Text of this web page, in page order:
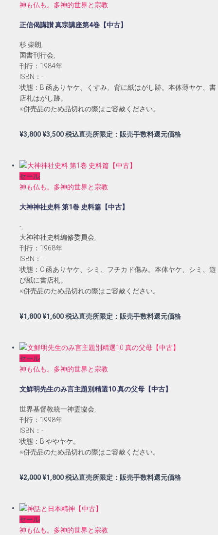
神も仏も。多神的世界と宗教
正信偈講讃 真宗講座第4巻【中古】
杉 柴朗,
国書刊行会,
刊行：1984年
ISBN：-
状態：B 函ありヤケ、くすみ、背に紙はがし跡。本体薄ヤケ、書
店札はがし跡。
※併売品のため品切れの際はご容赦ください。
¥3,800元
格
¥3,800
し
¥3,500現
価
は
で
税込直売所限定：販売手数料還元価格
セール
神も仏も。多神的世界と宗教
大神神社史料 第1巻 史料篇【中古】
-,
大神神社史料編修委員会,
刊行：1968年
ISBN：-
状態：C 函ありヤケ、シミ、フチカド傷み。本体ヤケ、シミ、遊
び紙に書店札。
※併売品のため品切れの際はご容赦ください。
¥1,800元
格
¥1,800
し
¥1,600現
価
は
で
税込直売所限定：販売手数料還元価格
セール
神も仏も。多神的世界と宗教
文鮮明先生のみ言主題別精選10 真の父母【中古】
世界基督教統一神霊協会,
刊行：1998年
ISBN：-
状態：B ややヤケ。
※併売品のため品切れの際はご容赦ください。
¥2,000元
格
¥2,000
¥1,800現
価
は
税込直売所限定：販売手数料還元価格
セール
神も仏も。多神的世界と宗教